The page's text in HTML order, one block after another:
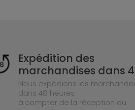
Expédition des
marchandises dans
Nous expédions les
dans 48 heures
à compter de la réception du